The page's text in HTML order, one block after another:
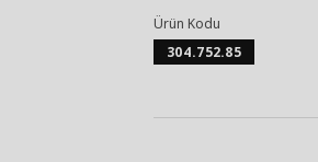
Ürün Kodu
304.752.85